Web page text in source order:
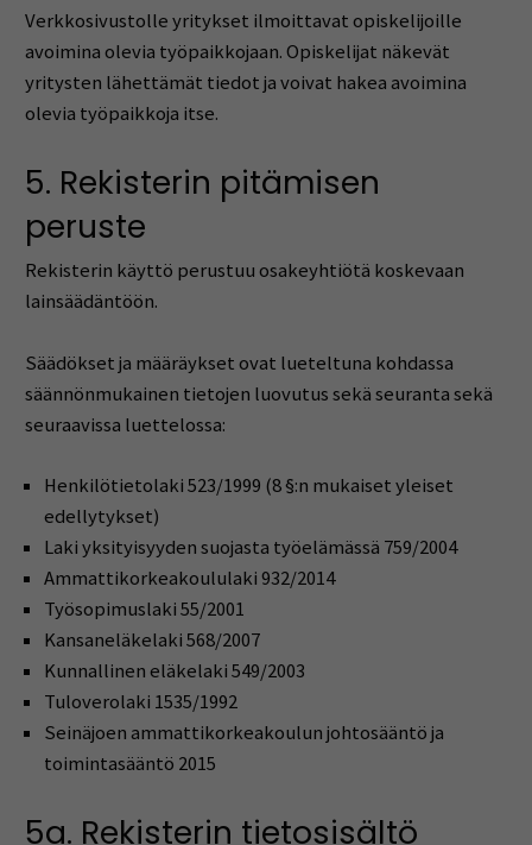
Verkkosivustolle yritykset ilmoittavat opiskelijoille
avoimina olevia työpaikkojaan. Opiskelijat näkevät
yritysten lähettämät tiedot ja voivat hakea avoimina
olevia työpaikkoja itse.
5. Rekisterin pitämisen
peruste
Rekisterin käyttö perustuu osakeyhtiötä koskevaan
lainsäädäntöön.
Säädökset ja määräykset ovat lueteltuna kohdassa
säännönmukainen tietojen luovutus sekä seuranta sekä
seuraavissa luettelossa:
Henkilötietolaki 523/1999 (8 §:n mukaiset yleiset
edellytykset)
Laki yksityisyyden suojasta työelämässä 759/2004
Ammattikorkeakoululaki 932/2014
Työsopimuslaki 55/2001
Kansaneläkelaki 568/2007
Kunnallinen eläkelaki 549/2003
Tuloverolaki 1535/1992
Seinäjoen ammattikorkeakoulun johtosääntö ja
toimintasääntö 2015
5a. Rekisterin tietosisältö